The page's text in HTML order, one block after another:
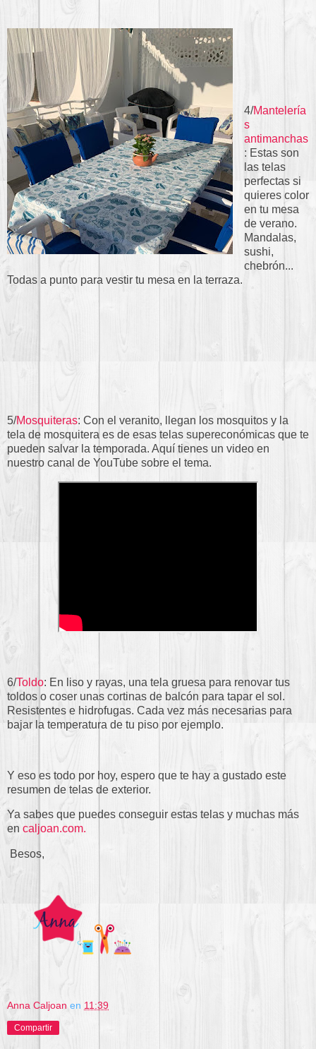
4/Mantelería
s
antimanchas
: Estas son
las telas
perfectas si
quieres color
en tu mesa
de verano.
Mandalas,
sushi,
chebrón...
Todas a punto para vestir tu mesa en la terraza.
5/Mosquiteras: Con el veranito, llegan los mosquitos y la
tela de mosquitera es de esas telas supereconómicas que te
pueden salvar la temporada. Aquí tienes un video en
nuestro canal de YouTube sobre el tema.
6/Toldo: En liso y rayas, una tela gruesa para renovar tus
toldos o coser unas cortinas de balcón para tapar el sol.
Resistentes e hidrofugas. Cada vez más necesarias para
bajar la temperatura de tu piso por ejemplo.
Y eso es todo por hoy, espero que te hay a gustado este
resumen de telas de exterior.
Ya sabes que puedes conseguir estas telas y muchas más
en caljoan.com.
Besos,
Anna Caljoan en 11:39
Compartir